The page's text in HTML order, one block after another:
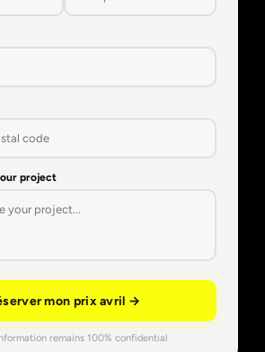
project
mon prix avril →
remains 100% confidential